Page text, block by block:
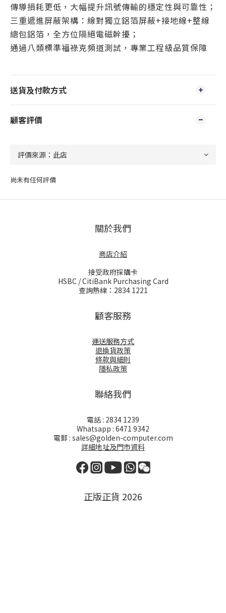
傳導損耗更低，大幅提升訊號傳輸的穩定性與可靠性；
三重遞進屏蔽架構：線對獨立鋁箔屏蔽+接地線+整線
總包鋁箔，全方位隔絕電磁幹擾；
通過八類標準福祿克頻道測試，專業工程級品質保障
送貨及付款方式
顧客評價
尚未有任何評價
關於我們
商店介紹
接受政府採購卡
HSBC / CitiBank Purchasing Card
查詢熱線：2834 1221
顧客服務
運送服務方式
退換貨政策
條款與細則
隱私政策
聯絡我們
電話 : 2834 1239
Whatsapp : 6471 9342
電郵 : sales@golden-computer.com
詳細地址及門市資料
正版正貨 2026